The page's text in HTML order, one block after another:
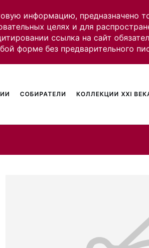
информацию, предназначено
целях и для
ссылка на сайт
форме без предварительного
СОБИРАТЕЛИ КОЛЛЕКЦИИ XXI